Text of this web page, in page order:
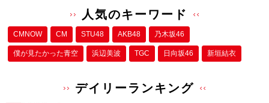
人気のキーワード
CMNOW CM STU48 AKB48 乃木坂46
僕が⾒たかった⻘空 浜辺美波 TGC 日向坂46 新垣結衣
デイリーランキング